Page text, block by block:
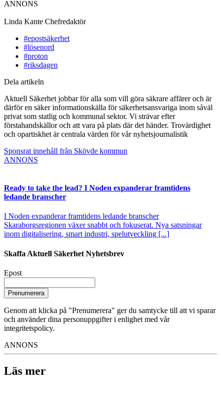
ANNONS
Linda Kante Chefredaktör
#epostsäkerhet
#lösenord
#proton
#riksdagen
Dela artikeln
Aktuell Säkerhet jobbar för alla som vill göra säkrare affärer och är
därför en säker informationskälla för säkerhetsansvariga inom såväl
privat som statlig och kommunal sektor. Vi strävar efter
förstahandskällor och att vara på plats där det händer. Trovärdighet
och opartiskhet är centrala värden för vår nyhetsjournalistik
Sponsrat innehåll från Skövde kommun
ANNONS
Ready to take the lead? I Noden expanderar framtidens
ledande branscher
I Noden expanderar framtidens ledande branscher
Skaraborgsregionen växer snabbt och fokuserat. Nya satsningar
inom digitalisering, smart industri, spelutveckling [...]
Skaffa Aktuell Säkerhet Nyhetsbrev
Epost
Prenumerera
Genom att klicka på "Prenumerera" ger du samtycke till att vi sparar
och använder dina personuppgifter i enlighet med vår
integritetspolicy.
ANNONS
Läs mer